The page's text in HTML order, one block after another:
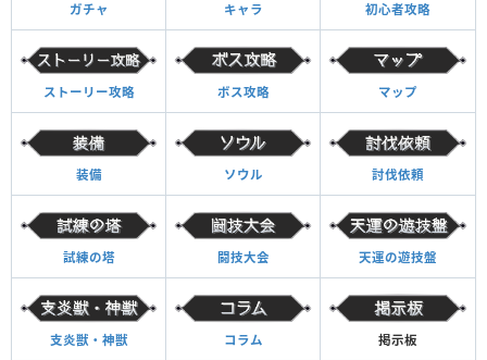
ガチャ キャラ 初心者攻略
ストーリー攻略 ボス攻略 マップ
装備 ソウル 討伐依頼
試練の塔 闘技大会 天運の遊技盤
支炎獣・神獣 コラム 掲示板